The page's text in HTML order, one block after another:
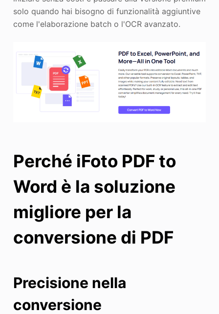
solo quando hai bisogno di funzionalità aggiuntive
come l'elaborazione batch o l'OCR avanzato.
Perché iFoto PDF to
Word è la soluzione
migliore per la
conversione di PDF
Precisione nella
conversione